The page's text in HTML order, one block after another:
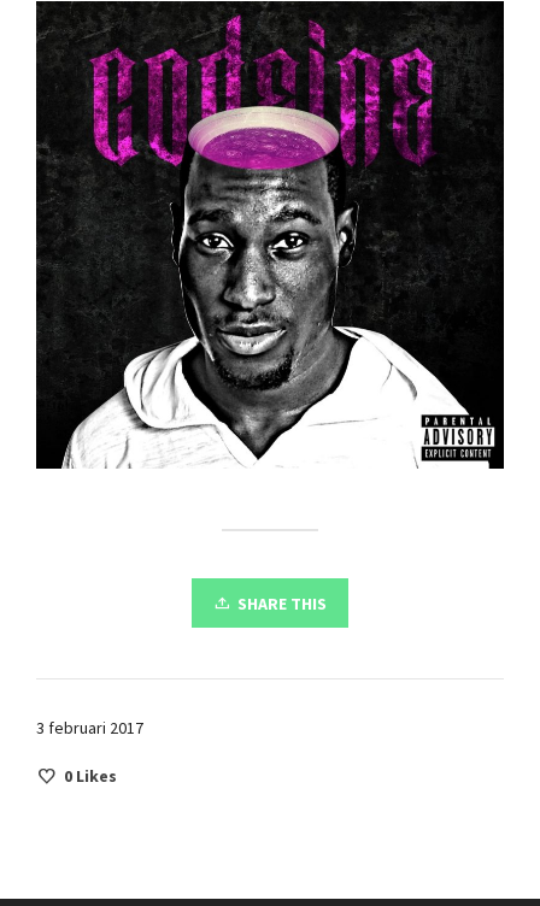
SHARE THIS
3 februari 2017
0 Likes